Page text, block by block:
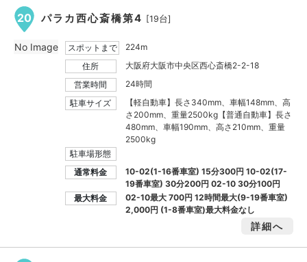
20 パラカ西心斎橋第4 [19台]
スポットまで
224m
住所
大阪府大阪市中央区西心斎橋2-2-18
営業時間
24時間
駐車サイズ
【軽自動車】長さ340mm、車幅148mm、高
さ200mm、重量2500kg【普通自動車】長さ
480mm、車幅190mm、高さ210mm、重量
2500kg
駐車場形態
通常料金
10-02(1-16番車室) 15分300円 10-02(17-
19番車室) 30分200円 02-10 30分100円
最大料金
02-10最大700円12時間最大(9-19番車室)
2,000円 (1-8番車室)最大料金なし
詳細へ
No Image